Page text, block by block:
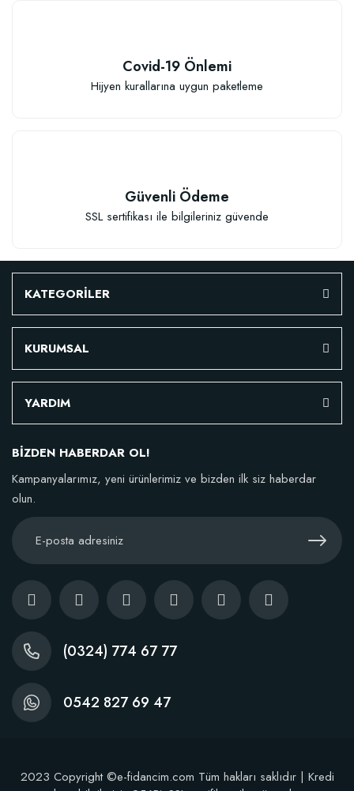
106,81 TL
Covid-19 Önlemi
Hijyen kurallarına uygun paketleme
Güvenli Ödeme
SSL sertifikası ile bilgileriniz güvende
KATEGORİLER
KURUMSAL
YARDIM
BİZDEN HABERDAR OL!
Kampanyalarımız, yeni ürünlerimiz ve bizden ilk siz haberdar
olun.
(0324) 774 67 77
0542 827 69 47
2023 Copyright ©e-fidancim.com Tüm hakları saklıdır | Kredi